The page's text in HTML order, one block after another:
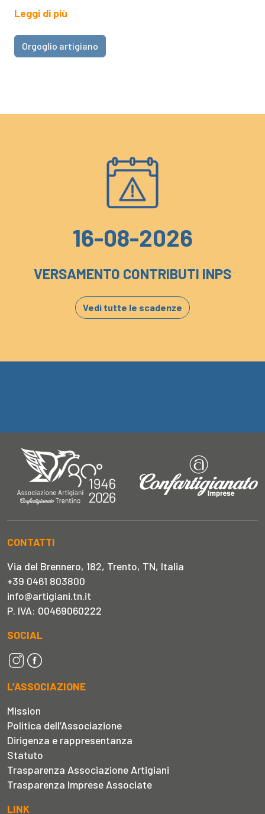
Leggi di più
Orgoglio artigiano
16-08-2026
VERSAMENTO CONTRIBUTI INPS
Vedi tutte le scadenze
CONTATTI
Via del Brennero, 182, Trento, TN, Italia
+39 0461 803800
info@artigiani.tn.it
P. IVA: 00469060222
SOCIAL
L’ASSOCIAZIONE
Mission
Politica dell’Associazione
Dirigenza e rappresentanza
Statuto
Trasparenza Associazione Artigiani
Trasparenza Imprese Associate
LINK